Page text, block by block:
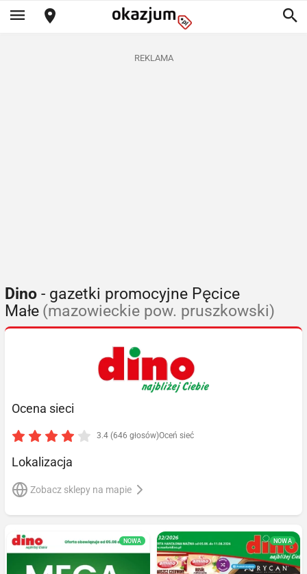
REKLAMA
Dino - gazetki promocyjne Pęcice
Małe (mazowieckie pow. pruszkowski)
Ocena sieci
3.4 (646 głosów)Oceń sieć
Lokalizacja
Zobacz sklepy na mapie
NOWA NOWA